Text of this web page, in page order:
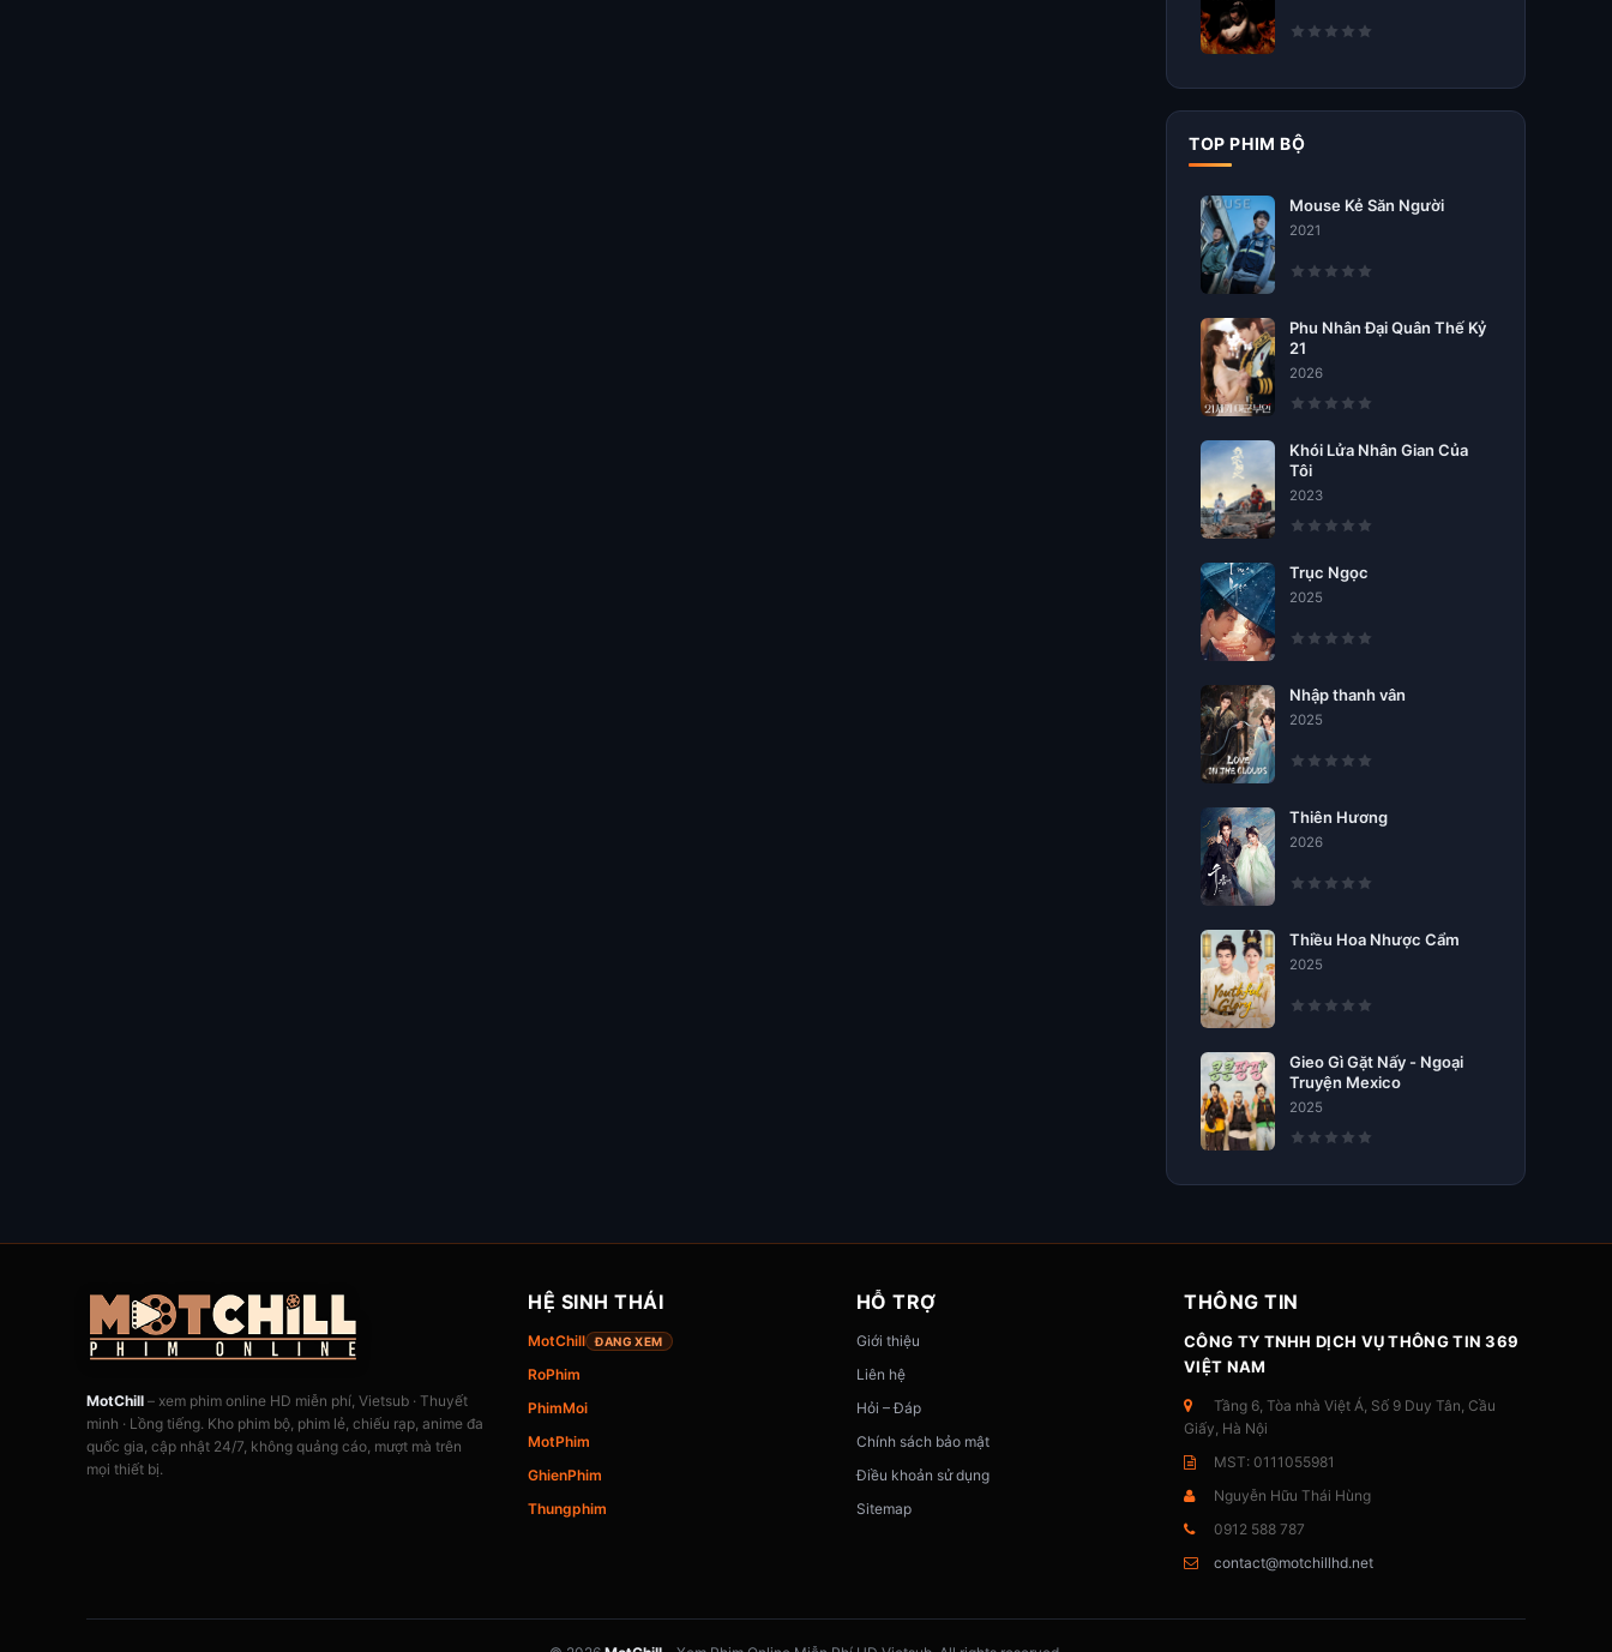
TOP PHIM BỘ
Mouse Kẻ Săn Người
2021
Phu Nhân Đại Quân Thế Kỷ
21
2026
Khói Lửa Nhân Gian Của
Tôi
2023
Trục Ngọc
2025
Nhập thanh vân
2025
Thiên Hương
2026
Thiều Hoa Nhược Cẩm
2025
Gieo Gì Gặt Nấy - Ngoại
Truyện Mexico
2025
MotChill – xem phim online HD miễn phí, Vietsub · Thuyết
minh · Lồng tiếng. Kho phim bộ, phim lẻ, chiếu rạp, anime đa
quốc gia, cập nhật 24/7, không quảng cáo, mượt mà trên
mọi thiết bị.
HỆ SINH THÁI
MotChill ĐANG XEM
RoPhim
PhimMoi
MotPhim
GhienPhim
Thungphim
HỖ TRỢ
Giới thiệu
Liên hệ
Hỏi – Đáp
Chính sách bảo mật
Điều khoản sử dụng
Sitemap
THÔNG TIN
CÔNG TY TNHH DỊCH VỤ THÔNG TIN 369
VIỆT NAM
Tầng 6, Tòa nhà Việt Á, Số 9 Duy Tân, Cầu
Giấy, Hà Nội
MST: 0111055981
Nguyễn Hữu Thái Hùng
0912 588 787
contact@motchillhd.net